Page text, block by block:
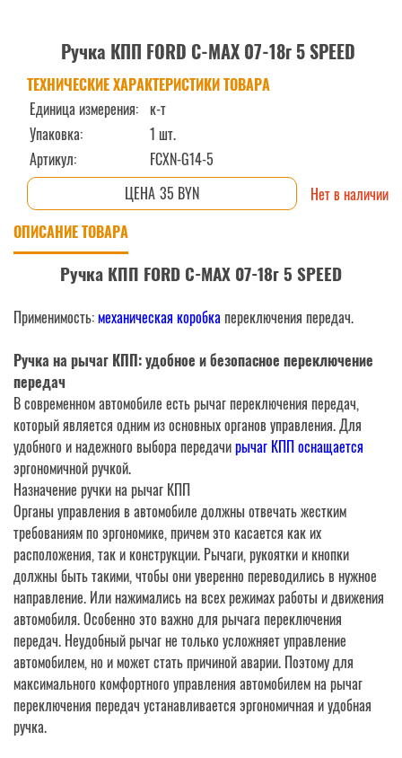
Ручка КПП FORD C-MAX 07-18г 5 SPEED
ТЕХНИЧЕСКИЕ ХАРАКТЕРИСТИКИ ТОВАРА
Единица измерения: к-т
Упаковка:
1 шт.
Артикул:
FCXN-G14-5
35 BYN
Нет в наличии
ОПИСАНИЕ ТОВАРА
Ручка КПП FORD C-MAX 07-18г 5 SPEED
Применимость:механическая коробкапереключения передач.
Ручка на рычаг КПП: удобное и безопасное переключение
передач
В современном автомобиле есть рычаг переключения передач,
который является одним из основных органов управления. Для
удобного и надежного выбора передачирычаг КПП оснащается
эргономичной ручкой.
Назначение ручки на рычаг КПП
Органы управления в автомобиле должны отвечать жестким
требованиям по эргономике, причем это касается как их
расположения, так и конструкции. Рычаги, рукоятки и кнопки
должны быть такими, чтобы они уверенно переводились в нужное
направление. Или нажимались на всех режимах работы и движения
автомобиля. Особенно это важно для рычага переключения
передач. Неудобный рычаг не только усложняет управление
автомобилем, но и может стать причиной аварии. Поэтому для
максимального комфортного управления автомобилем на рычаг
переключения передач устанавливается эргономичная и удобная
ручка.